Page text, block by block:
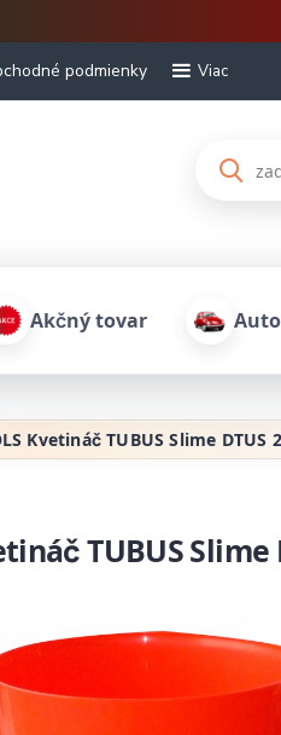
podmienky Viac
Akčný tovar
Kvetináč TUBUS Slime
TUBUS